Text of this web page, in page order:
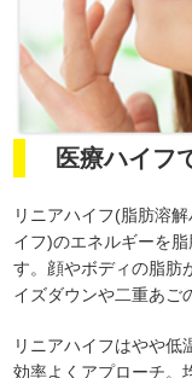
医療ハイフ
リニアハイフ(脂肪溶
イフ)のエネルギーを
す。顔やボディの脂肪
イズダウンや二重あご
リニアハイフはやや低
効率よくアプローチ。